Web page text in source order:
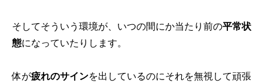
そしてそういう環境が、いつの間にか当たり前の平常状
態になっていたりします。
体が疲れのサインを出しているのにそれを無視して頑張